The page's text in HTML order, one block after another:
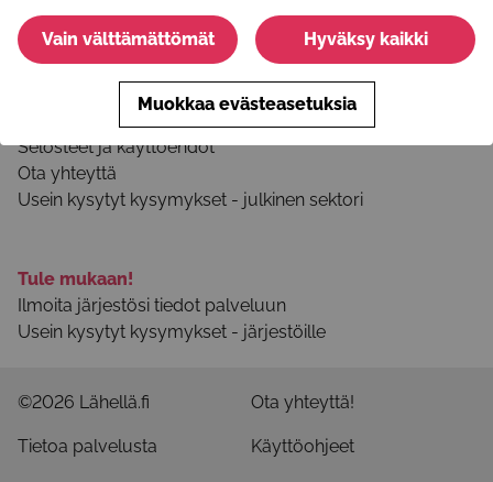
Youtube
Tietoa palvelusta
Selosteet ja käyttöehdot
Ota yhteyttä
Usein kysytyt kysymykset - julkinen sektori
Tule mukaan!
Ilmoita järjestösi tiedot palveluun
Usein kysytyt kysymykset - järjestöille
©2026 Lähellä.fi Ota yhteyttä!
Tietoa palvelusta Käyttöohjeet
Vain välttämättömät Hyväksy kaikki
Muokkaa evästeasetuksia